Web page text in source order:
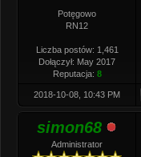
Potęgowo
RN12
Liczba postów: 1,461
Dołączył: May 2017
Reputacja: 8
2018-10-08, 10:43 PM
simon68
Administrator